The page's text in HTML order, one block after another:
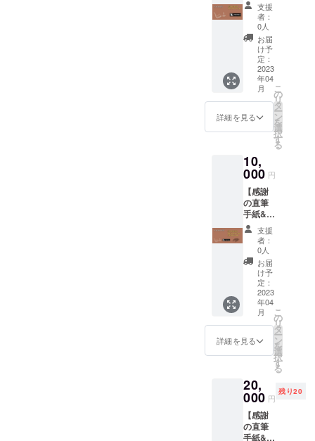
ました
住所に
お送り
しま
す。
ルス
テッ
カー】
感謝の
気持ち
を込め
た直筆
の手
紙、オ
リジナ
ルス
テッ
リター
ンとさ
せてい
ただき
ます。
※お届け
先情報
の入力
をお願
いいた
しま
す。入
力いた
だいき
ました
住所に
お送り
カーサ
イズは
「W14c
m×H7c
m」と
支援
者：
0人
お届
け予
定：
2023
年04
月
詳細を見る
こ
の
リ
タ
ー
ン
を
選
択
す
る
10,
000 円
【感謝
の直筆
手紙&オ
リジナ
ルス
テッ
カー&焚
き付け
用の薪
２キ
ロ】 感
謝の気
持ちを
込めた
直筆の
手紙、
ナルス
テッ
カー、
焚き付
け用の
支援
者：
0人
お届
け予
定：
2023
年04
月
詳細を見る
こ
の
リ
タ
ー
ン
を
選
択
す
る
20,
000 円
残り20
【感謝
の直筆
手紙&オ